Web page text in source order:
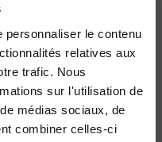
personnaliser le contenu
relatives aux
trafic. Nous
sur l'utilisation de
médias sociaux, de
combiner celles-ci
2005